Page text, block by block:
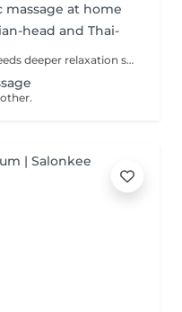
at home
head and Thai-
This special offer for anyone who needs deeper relaxation session.